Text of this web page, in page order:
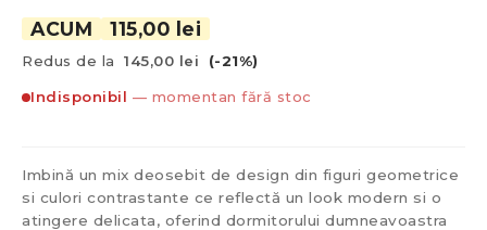
ACUM 115,00 lei
Redus de la 145,00 lei (-21%)
Indisponibil — momentan fără stoc
Imbină un mix deosebit de design din figuri geometrice
si culori contrastante ce reflectă un look modern si o
atingere delicata, oferind dormitorului dumneavoastra